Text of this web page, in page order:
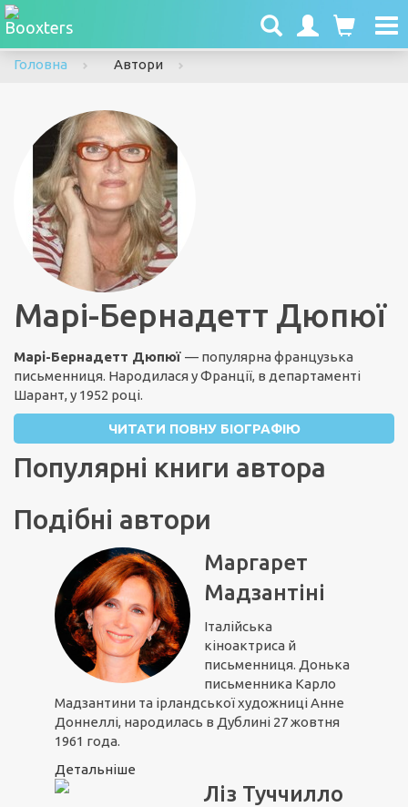
Головна
Автори
Марі-Бернадетт Дюпюї
Марі-Бернадетт Дюпюї — популярна французька
письменниця. Народилася у Франції, в департаменті
Шарант, у 1952 році.
ЧИТАТИ ПОВНУ БІОГРАФІЮ
Популярні книги автора
Подібні автори
Маргарет
Мадзантіні
Італійська
кіноактриса й
письменниця. Донька
письменника Карло
Мадзантини та ірландської художниці Анне
Доннеллі, народилась в Дублині 27 жовтня
1961 года.
Детальніше
Ліз Туччилло